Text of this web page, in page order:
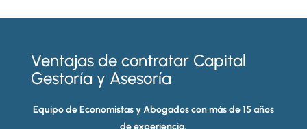
Ventajas de contratar Capital
Gestoría y Asesoría
Equipo de Economistas y Abogados con más de 15 años
de experiencia.